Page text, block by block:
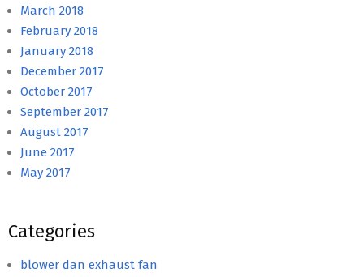
March 2018
February 2018
January 2018
December 2017
October 2017
September 2017
August 2017
June 2017
May 2017
Categories
blower dan exhaust fan